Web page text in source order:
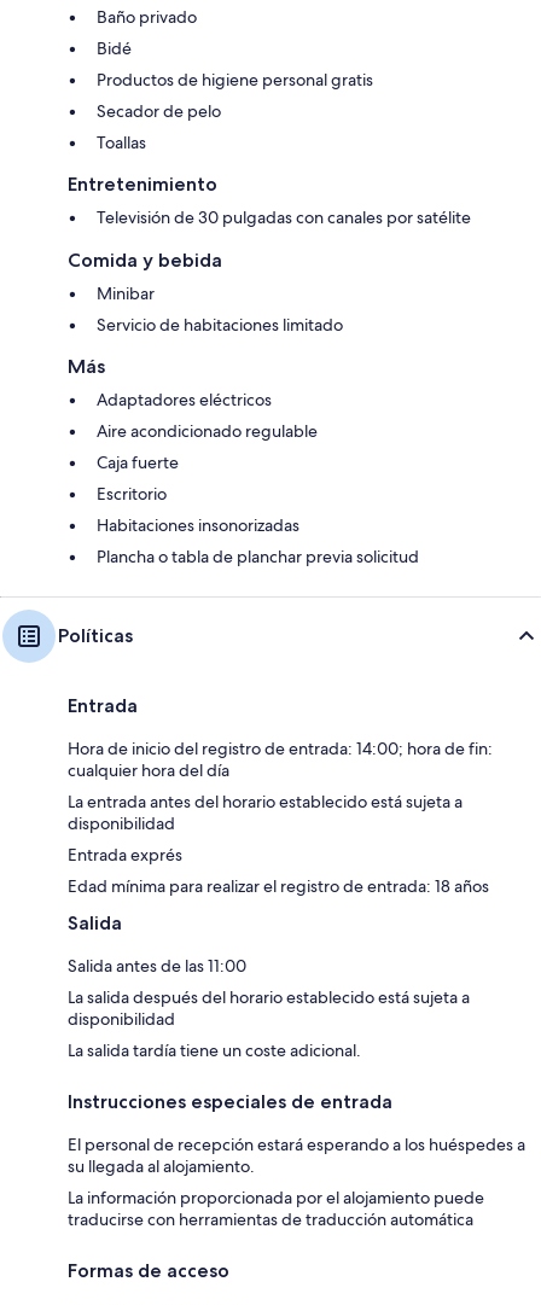
Baño privado
Bidé
Productos de higiene personal gratis
Secador de pelo
Toallas
Entretenimiento
Televisión de 30 pulgadas con canales por satélite
Comida y bebida
Minibar
Servicio de habitaciones limitado
Más
Adaptadores eléctricos
Aire acondicionado regulable
Caja fuerte
Escritorio
Habitaciones insonorizadas
Plancha o tabla de planchar previa solicitud
Políticas
Entrada
Hora de inicio del registro de entrada: 14:00; hora de fin:
cualquier hora del día
La entrada antes del horario establecido está sujeta a
disponibilidad
Entrada exprés
Edad mínima para realizar el registro de entrada: 18 años
Salida
Salida antes de las 11:00
La salida después del horario establecido está sujeta a
disponibilidad
La salida tardía tiene un coste adicional.
Instrucciones especiales de entrada
El personal de recepción estará esperando a los huéspedes a
su llegada al alojamiento.
La información proporcionada por el alojamiento puede
traducirse con herramientas de traducción automática
Formas de acceso